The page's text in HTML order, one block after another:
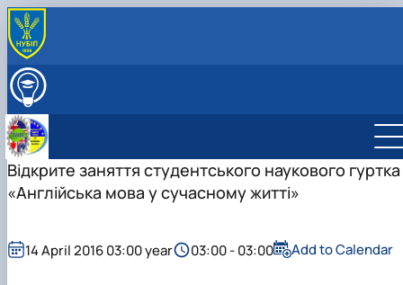
ABOUT
Career Guidance Activities
Research Laboratory pf Scientific and Technical
Translation
EDUCATION
RESEARCH
STAFF
STUDENT GROUPS
Student Scientific Club "Modern English for
Student Scientific Club "Fundamentals of
Text Translation"
Відкрите заняття студентського наукового гуртка
«Англійська мова у сучасному житті»
14 April 2016 03:00 year 03:00 - 03:00 Add to Calendar